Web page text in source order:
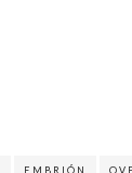
EMBRIÓN